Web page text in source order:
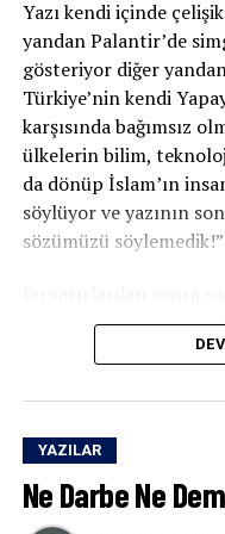
yönetilmesine kadar
dili veri üzerinden
Böyle bir çağda hâlâ
başarısız oldu?”
binada duvar
Elbette İslamcılık
son yarım asır bize
Devleti dönüştürmek
dönüştürüldü.
Adalet iddiasıyla yola
diliyle konuşmaya
Tevhidsöylemi, seçim
sadakatine dönüştü!
Yazı kendi içinde
yandan Palantir’de
gösteriyor diğer
Türkiye’nin kendi
karşısında bağımsız
ülkelerin bilim,
da dönüp İslam’ın
söylüyor ve yazının
sözümüzü söylemedik!”
son sözünüzü
duman edip tevhid
mi?”
Yazar, reçetesini
YAZILAR
Ne Darbe Ne